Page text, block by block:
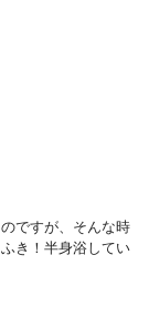
ですが、そんな時
き！半身浴してい